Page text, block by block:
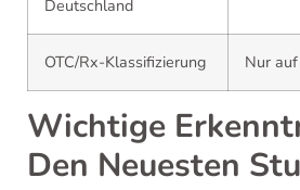
Deutschland
OTC/Rx-Klassifizierung Nur
Wichtige
Den Neuesten